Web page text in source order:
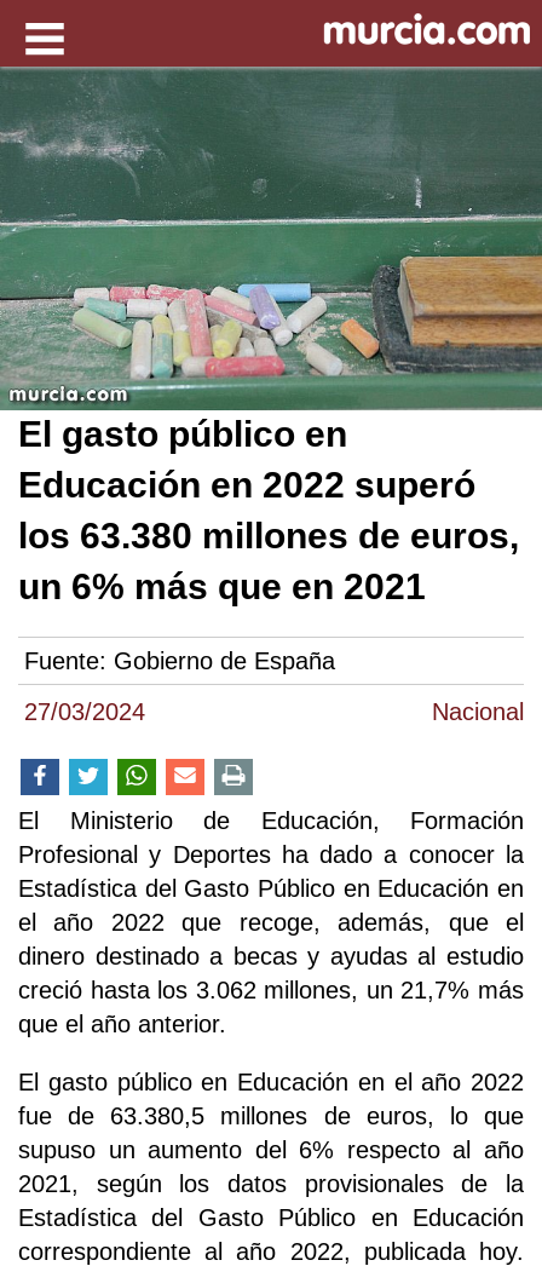
27/03/2024 Nacional
El gasto público en
Educación en 2022 superó
los 63.380 millones de euros,
un 6% más que en 2021
Fuente: Gobierno de España
El Ministerio de Educación, Formación
Profesional y Deportes ha dado a conocer la
Estadística del Gasto Público en Educación en
el año 2022 que recoge, además, que el
dinero destinado a becas y ayudas al estudio
creció hasta los 3.062 millones, un 21,7% más
que el año anterior.
El gasto público en Educación en el año 2022
fue de 63.380,5 millones de euros, lo que
supuso un aumento del 6% respecto al año
2021, según los datos provisionales de la
Estadística del Gasto Público en Educación
correspondiente al año 2022, publicada hoy.